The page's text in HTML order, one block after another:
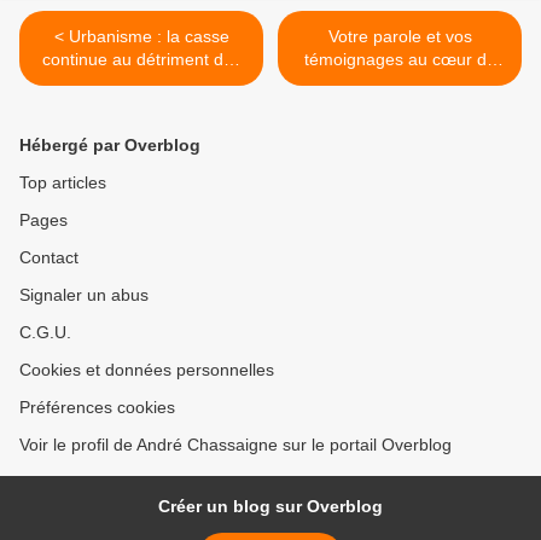
< Urbanisme : la casse
continue au détriment des
communes
Votre parole et vos
témoignages au cœur du
débat sur les retraites à
Hébergé par Overblog
Top articles
Pages
Contact
Signaler un abus
C.G.U.
Cookies et données personnelles
Préférences cookies
Voir le profil de André Chassaigne sur le portail Overblog
Créer un blog sur Overblog